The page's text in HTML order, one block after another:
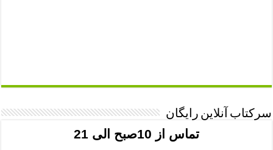
سرکتاب آنلاین رایگان
تماس از 10صبح الی 21